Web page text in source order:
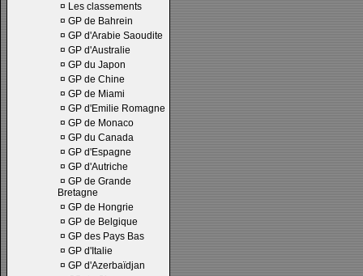
¤ Les classements
¤ GP de Bahrein
¤ GP d'Arabie Saoudite
¤ GP d'Australie
¤ GP du Japon
¤ GP de Chine
¤ GP de Miami
¤ GP d'Emilie Romagne
¤ GP de Monaco
¤ GP du Canada
¤ GP d'Espagne
¤ GP d'Autriche
¤ GP de Grande
Bretagne
¤ GP de Hongrie
¤ GP de Belgique
¤ GP des Pays Bas
¤ GP d'Italie
¤ GP d'Azerbaïdjan